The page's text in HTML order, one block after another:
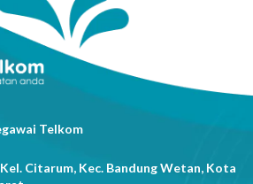
Telkom
Citarum, Kec. Bandung Wetan, Kota